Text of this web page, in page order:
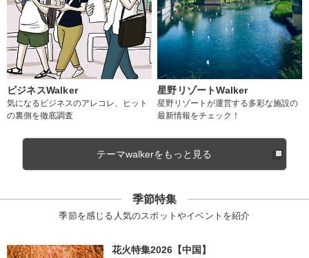
ビジネスWalker
気になるビジネスのアレコレ、ヒット
の裏側を徹底調査
星野リゾートWalker
星野リゾートが運営する多彩な施設の
最新情報をチェック！
テーマwalkerをもっと見る
季節特集
季節を感じる人気のスポットやイベントを紹介
花火特集2026【中国】